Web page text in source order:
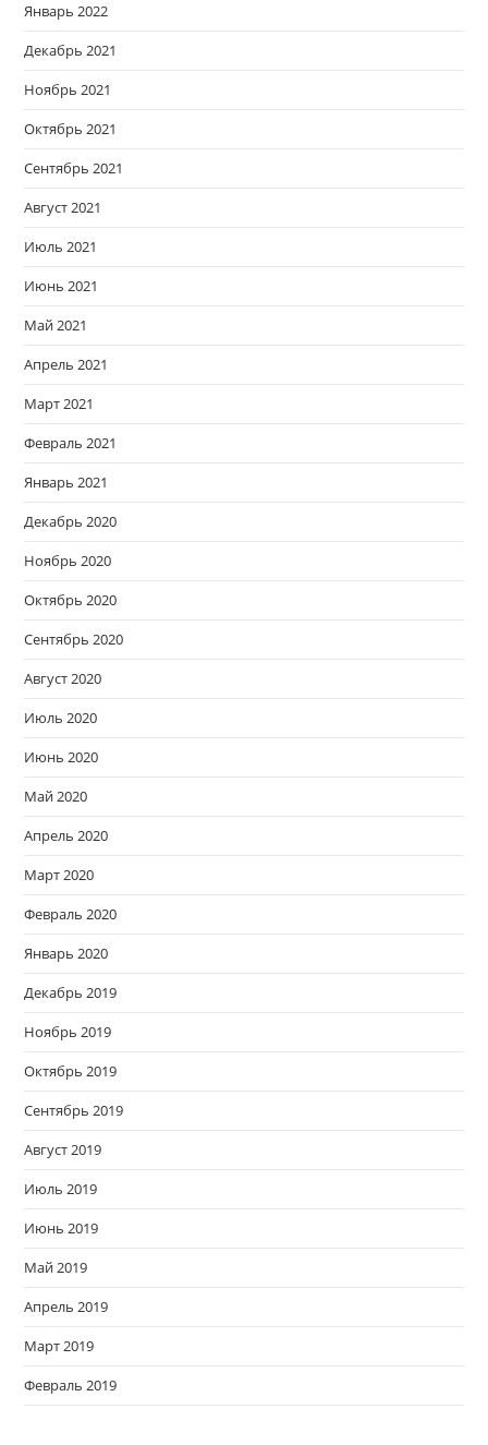
Январь 2022
Декабрь 2021
Ноябрь 2021
Октябрь 2021
Сентябрь 2021
Август 2021
Июль 2021
Июнь 2021
Май 2021
Апрель 2021
Март 2021
Февраль 2021
Январь 2021
Декабрь 2020
Ноябрь 2020
Октябрь 2020
Сентябрь 2020
Август 2020
Июль 2020
Июнь 2020
Май 2020
Апрель 2020
Март 2020
Февраль 2020
Январь 2020
Декабрь 2019
Ноябрь 2019
Октябрь 2019
Сентябрь 2019
Август 2019
Июль 2019
Июнь 2019
Май 2019
Апрель 2019
Март 2019
Февраль 2019